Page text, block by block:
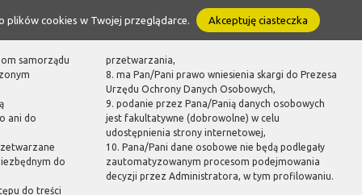
plików cookies w Twojej przeglądarce. Akceptuję ciasteczka
samorządu
ani do
do
do treści
przetwarzania,
8. ma Pan/Pani prawo wniesienia skargi do Prezesa
Urzędu Ochrony Danych Osobowych,
9. podanie przez Pana/Panią danych osobowych
jest fakultatywne (dobrowolne) w celu
udostępnienia strony internetowej,
10. Pana/Pani dane osobowe nie będą podlegały
zautomatyzowanym procesom podejmowania
decyzji przez Administratora, w tym profilowaniu.